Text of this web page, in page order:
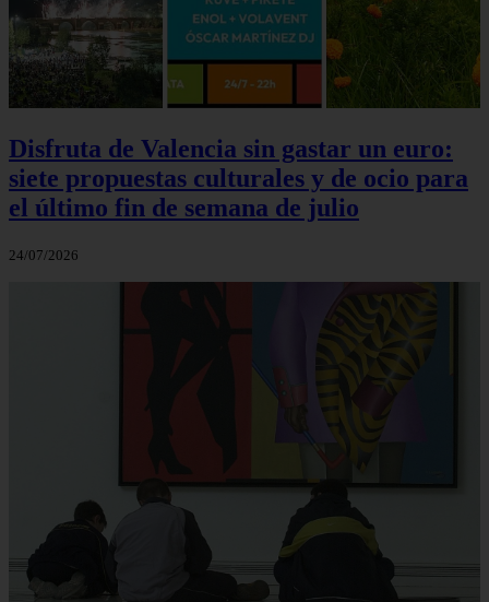
Disfruta de Valencia sin gastar un euro:
siete propuestas culturales y de ocio para
el último fin de semana de julio
24/07/2026